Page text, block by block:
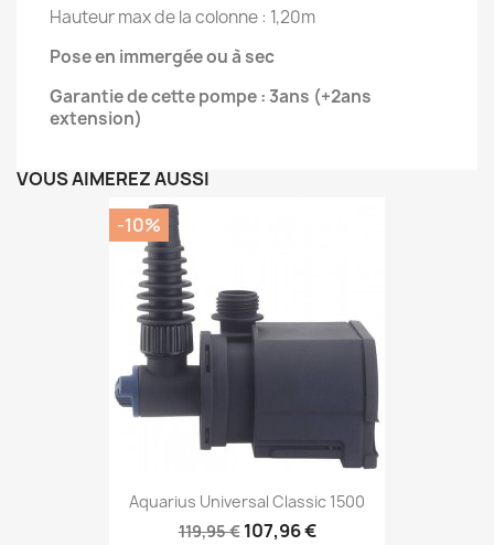
Hauteur max de la colonne : 1,20m
Pose en immergée ou à sec
Garantie de cette pompe : 3ans (+2ans
extension)
VOUS AIMEREZ AUSSI
Aquarius Universal Classic 1500
119,95 € 107,96 €
-10%